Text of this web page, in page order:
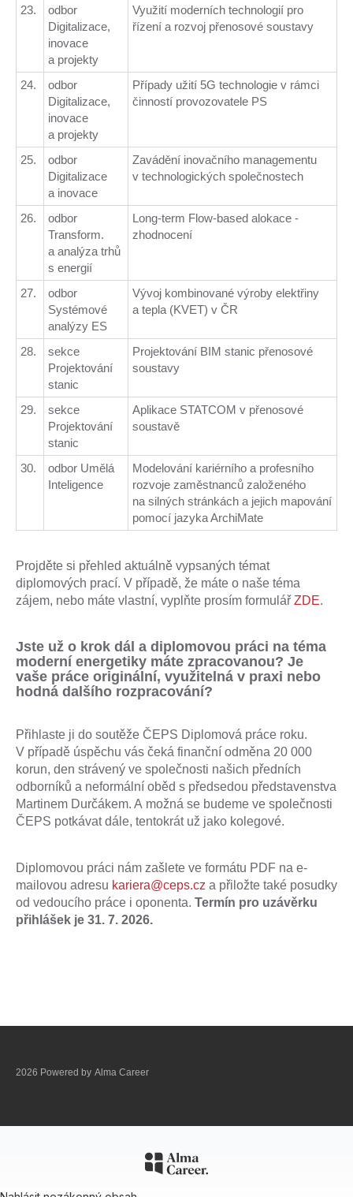
23.
odbor
Digitalizace,
inovace
a projekty
Využití moderních technologií pro
řízení a rozvoj přenosové soustavy
24.
odbor
Digitalizace,
inovace
a projekty
Případy užití 5G technologie v rámci
činností provozovatele PS
25.
odbor
Digitalizace
a inovace
Zavádění inovačního managementu
v technologických společnostech
26.
odbor
Transform.
a analýza trhů
s energií
Long-term Flow-based alokace -
zhodnocení
27.
odbor
Systémové
analýzy ES
Vývoj kombinované výroby elektřiny
a tepla (KVET) v ČR
28.
sekce
Projektování
stanic
Projektování BIM stanic přenosové
soustavy
29.
sekce
Projektování
stanic
Aplikace STATCOM v přenosové
soustavě
30.
odbor Umělá
Inteligence
Modelování kariérního a profesního
rozvoje zaměstnanců založeného
na silných stránkách a jejich mapování
pomocí jazyka ArchiMate
Projděte si přehled aktuálně vypsaných témat
diplomových prací. V případě, že máte o naše téma
zájem, nebo máte vlastní, vyplňte prosím formulář ZDE.
Jste už o krok dál a diplomovou práci na téma
moderní energetiky máte zpracovanou? Je
vaše práce originální, využitelná v praxi nebo
hodná dalšího rozpracování?
Přihlaste ji do soutěže ČEPS Diplomová práce roku.
V případě úspěchu vás čeká finanční odměna 20 000
korun, den strávený ve společnosti našich předních
odborníků a neformální oběd s předsedou představenstva
Martinem Durčákem. A možná se budeme ve společnosti
ČEPS potkávat dále, tentokrát už jako kolegové.
Diplomovou práci nám zašlete ve formátu PDF na e-
mailovou adresu kariera@ceps.cz a přiložte také posudky
od vedoucího práce i oponenta. Termín pro uzávěrku
přihlášek je 31. 7. 2026.
2026 Powered by Alma Career